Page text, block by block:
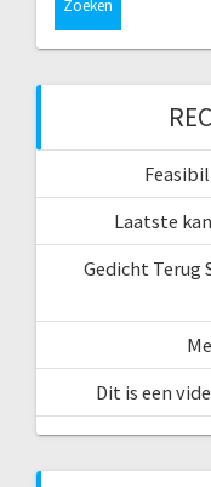
Laatste
Gedicht Terug
Dit is een